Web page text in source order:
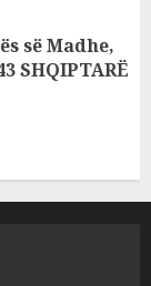
së Madhe,
SHQIPTARË